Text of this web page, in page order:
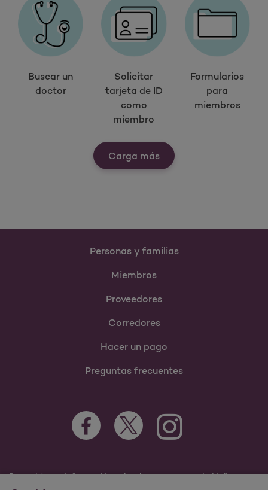
Buscar un
doctor
Solicitar
tarjeta de ID
como
miembro
Formularios
para
miembros
Carga másVer nuestras
Personas y familias
Miembros
Proveedores
Corredores
Hacer un pago
Preguntas frecuentes
Para obtener información sobre los programas de Molina